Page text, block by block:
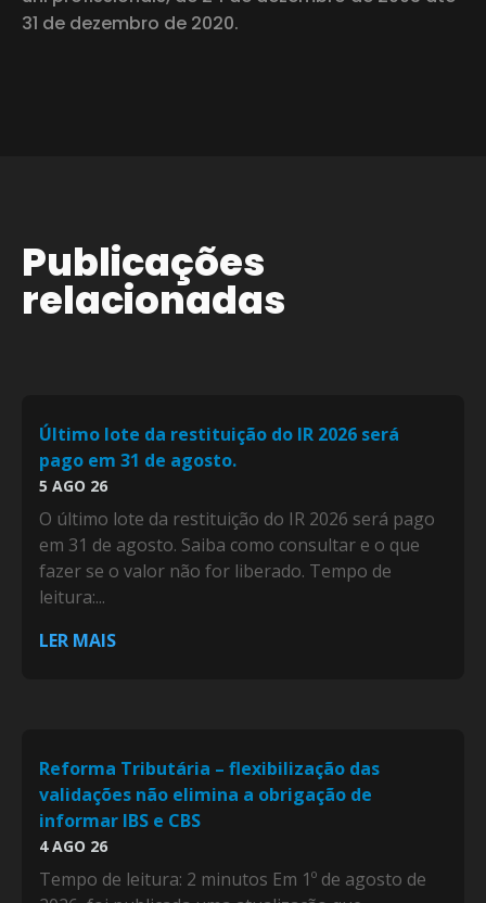
31 de dezembro de 2020.
Publicações
relacionadas
Último lote da restituição do IR 2026 será
pago em 31 de agosto.
5 AGO 26
O último lote da restituição do IR 2026 será pago
em 31 de agosto. Saiba como consultar e o que
fazer se o valor não for liberado. Tempo de
leitura:...
LER MAIS
Reforma Tributária – flexibilização das
validações não elimina a obrigação de
informar IBS e CBS
4 AGO 26
Tempo de leitura: 2 minutos Em 1º de agosto de